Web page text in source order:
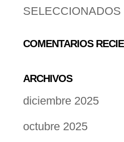
SELECCIONADOS
COMENTARIOS
ARCHIVOS
diciembre 2025
octubre 2025